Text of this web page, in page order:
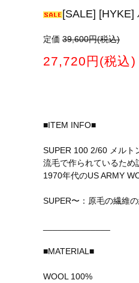
[SALE] [HYKE]
定価 39,600円(税込)
27,720円(税込)
■ITEM INFO■
SUPER 100 2/60 メルト
流毛で作られているため
1970年代のUS ARMY
SUPER〜：原毛の繊維
■MATERIAL■
WOOL 100%